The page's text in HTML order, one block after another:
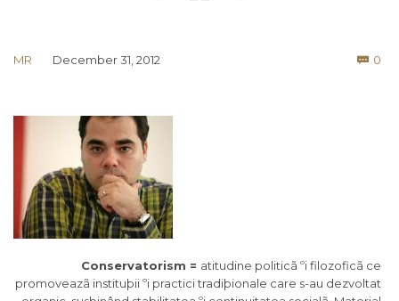
MR December 31, 2012  0
Conservatorism = atitudine politicã ºi filozoficã ce
promoveazã instituþii ºi practici tradiþionale care s-au dezvoltat